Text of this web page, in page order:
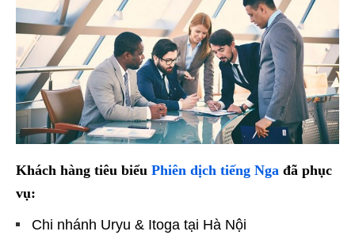
Khách hàng tiêu biểu Phiên dịch tiếng Nga đã phục
vụ:
Chi nhánh Uryu & Itoga tại Hà Nội